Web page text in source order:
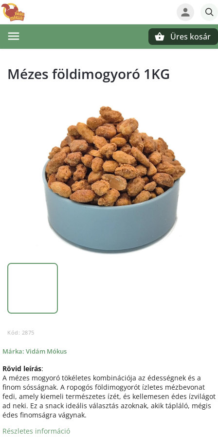
Üres kosár
Mézes földimogyoró 1KG
Kód: 2875
Márka: Vidám Mókus
Rövid leírás:
A mézes mogyoró tökéletes kombinációja az édességnek és a
finom sósságnak. A ropogós földimogyorót ízletes mézbevonat
fedi, amely kiemeli természetes ízét, és kellemesen édes ízvilágot
ad neki. Ez a snack ideális választás azoknak, akik tápláló, mégis
édes finomságra vágynak.
Részletes információ